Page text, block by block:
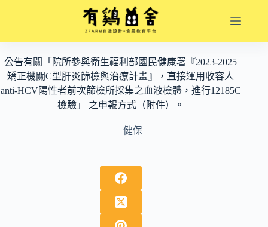
內
容
公告有關「院所參與衛生福利部國民健康署『2023-2025
矯正機關C型肝炎篩檢與治療計畫』，直接運用收容人
anti-HCV陽性者前次篩檢所採集之血液檢體，進行12185C
檢驗」 之申報方式（附件）。
健保